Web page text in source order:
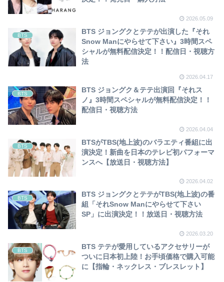
2026.05.09
BTS
BTS ジョングクとテテが出演した『それ
Snow Manにやらせて下さい』3時間スペ
シャルが無料配信決定！！配信日・視聴方
法
2026.04.17
BTS
BTS ジョングク＆テテ出演回『それス
ノ』3時間スペシャルが無料配信決定！！
配信日・視聴方法
2026.04.04
BTS
BTSがTBS(地上波)のバラエティ番組に出
演決定！新曲を日本のテレビ初パフォーマ
ンスへ【放送日・視聴方法】
2026.04.02
BTS
BTS ジョングクとテテがTBS(地上波)の番
組「それSnow Manにやらせて下さい
SP」に出演決定！！放送日・視聴方法
2026.03.20
BTS
BTS テテが愛用しているアクセサリーが
ついに日本初上陸！お手頃価格で購入可能
に【指輪・ネックレス・ブレスレット】